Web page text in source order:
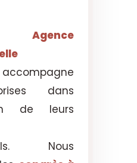
Agence
accompagne
dans
de leurs
Nous